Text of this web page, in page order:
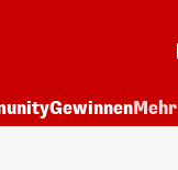
GewinnenMehr